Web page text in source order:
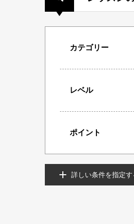
カテゴリー
レベル
ポイント
詳しい条件を指定す